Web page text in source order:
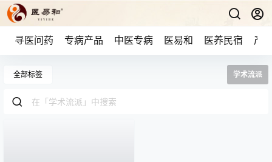
寻医问药 专病产品 中医专病 医易和 医养民宿 产
全部标签 学术流派